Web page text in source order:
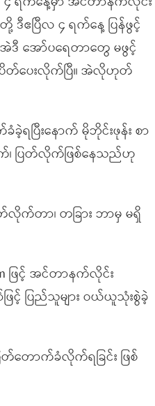
ဒီဧပြီလ ၄ ရက်နေ့ ပြန်ဖွင့်
အဲဒီ အော်ပရေတာတွေ မဖွင့်
န်ပိတ်ပေးလိုက်ပြီ။ အဲလိုဟုတ်
ပြီးနောက် မိုဘိုင်းဖုန်း စာ
က်၊ ပြတ်လိုက်ဖြစ်နေသည်ဟု
လိုက်တာ၊ တခြား ဘာမှ မရှိ
ဖြင့် အင်တာနက်လိုင်း
င့် ပြည်သူများ ဝယ်ယူသုံးစွဲခဲ့
တ်တောက်ခံလိုက်ရခြင်း ဖြစ်